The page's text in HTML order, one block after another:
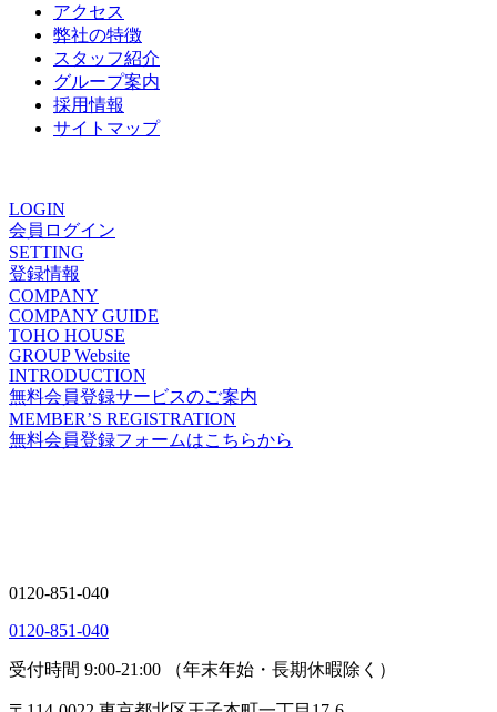
アクセス
弊社の特徴
スタッフ紹介
グループ案内
採用情報
サイトマップ
LOGIN
会員ログイン
SETTING
登録情報
COMPANY
COMPANY GUIDE
TOHO HOUSE
GROUP Website
INTRODUCTION
無料会員登録サービスのご案内
MEMBER’S REGISTRATION
無料会員登録フォームはこちらから
0120-851-040
0120-851-040
受付時間 9:00-21:00 （年末年始・長期休暇除く）